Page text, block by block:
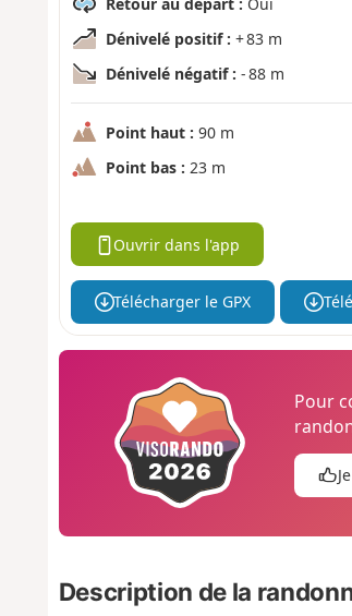
Dénivelé positif : + 83 m
Dénivelé négatif : - 88 m
Point haut : 90 m
Point bas : 23 m
Ouvrir dans l'app
Télécharger le GPX
Pour
Description de la